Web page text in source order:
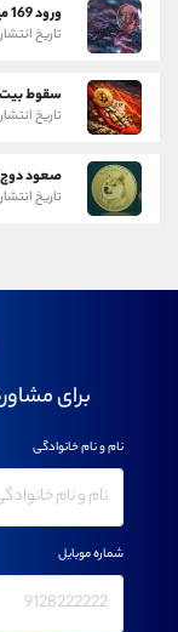
ورود 169 میلیون دلار سرمایه به ETF های بیت کوین و اتریوم
تاریخ انتشار : ۲۷ تیر
سقوط بیت کوین
تاریخ انتشار : ۲۶
صعود دوج
تاریخ انتشار : ۲۰
برای
نام و نام خانوادگی
شماره موبایل